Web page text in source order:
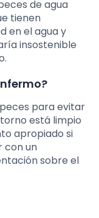
de agua
tienen
en el agua y
insostenible
para evitar
está limpio
apropiado si
con un
sobre el